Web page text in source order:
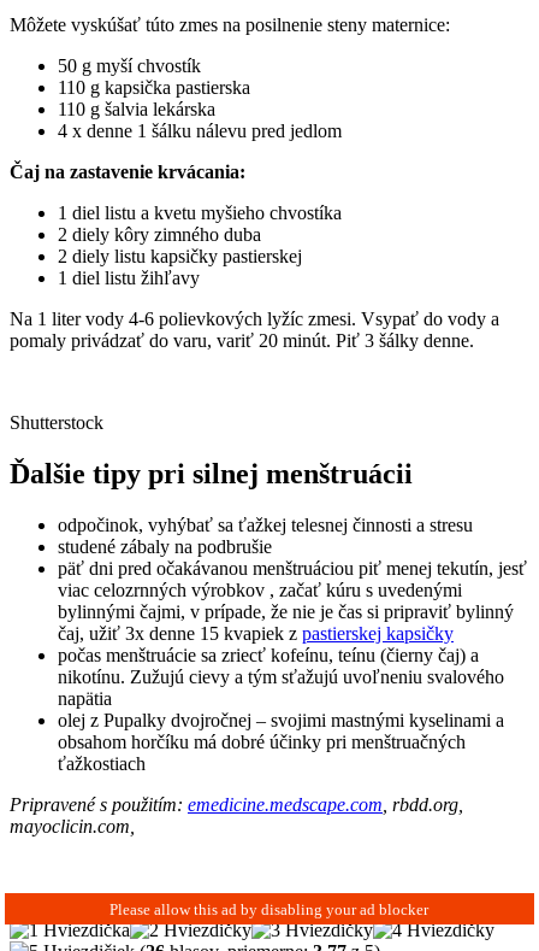
Môžete vyskúšať túto zmes na posilnenie steny maternice:
50 g myší chvostík
110 g kapsička pastierska
110 g šalvia lekárska
4 x denne 1 šálku nálevu pred jedlom
Čaj na zastavenie krvácania:
1 diel listu a kvetu myšieho chvostíka
2 diely kôry zimného duba
2 diely listu kapsičky pastierskej
1 diel listu žihľavy
Na 1 liter vody 4-6 polievkových lyžíc zmesi. Vsypať do vody a
pomaly privádzať do varu, variť 20 minút. Piť 3 šálky denne.
Shutterstock
Ďalšie tipy pri silnej menštruácii
odpočinok, vyhýbať sa ťažkej telesnej činnosti a stresu
studené zábaly na podbrušie
päť dni pred očakávanou menštruáciou piť menej tekutín, jesť
viac celozrnných výrobkov , začať kúru s uvedenými
bylinnými čajmi, v prípade, že nie je čas si pripraviť bylinný
čaj, užiť 3x denne 15 kvapiek z pastierskej kapsičky
počas menštruácie sa zriecť kofeínu, teínu (čierny čaj) a
nikotínu. Zužujú cievy a tým sťažujú uvoľneniu svalového
napätia
olej z Pupalky dvojročnej – svojimi mastnými kyselinami a
obsahom horčíku má dobré účinky pri menštruačných
ťažkostiach
Pripravené s použitím: emedicine.medscape.com , rbdd.org,
mayoclicin.com,